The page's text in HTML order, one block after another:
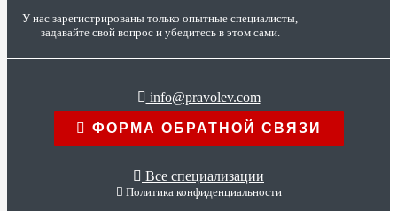
У нас зарегистрированы только опытные специалисты,
задавайте свой вопрос и убедитесь в этом сами.
info@pravolev.com
ФОРМА ОБРАТНОЙ СВЯЗИ
Все специализации
Политика конфиденциальности